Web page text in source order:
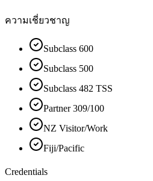
ความเชี่ยวชาญ
Subclass 600
Subclass 500
Subclass 482 TSS
Partner 309/100
NZ Visitor/Work
Fiji/Pacific
Credentials